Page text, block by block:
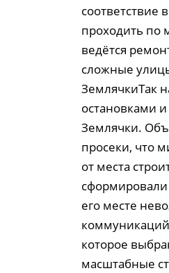
соответствие
проходить по
ведётся
сложные
ЗемлячкиТак
остановками
Землячки.
просеки, что
от места
сформировали
его месте
которое
масштабные